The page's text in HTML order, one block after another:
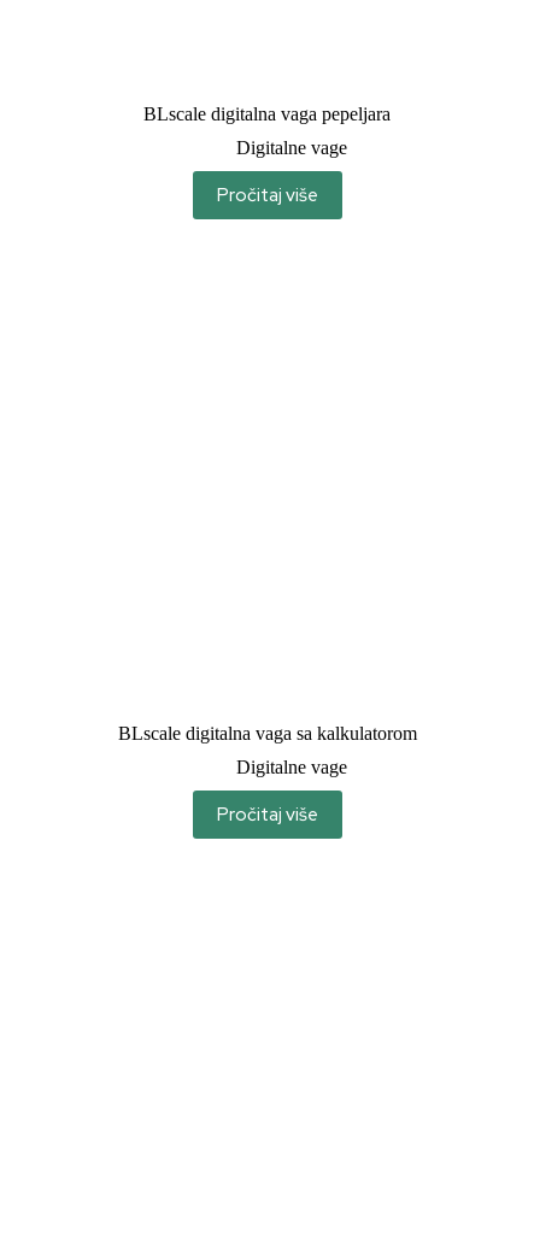
BLscale digitalna vaga pepeljara
Digitalne vage
Pročitaj više
BLscale digitalna vaga sa kalkulatorom
Digitalne vage
Pročitaj više